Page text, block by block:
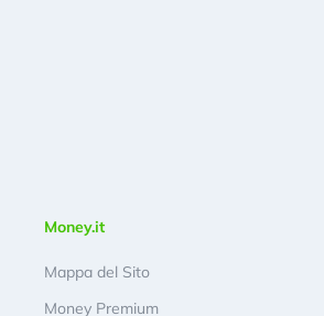
Money.it
Mappa del Sito
Money Premium